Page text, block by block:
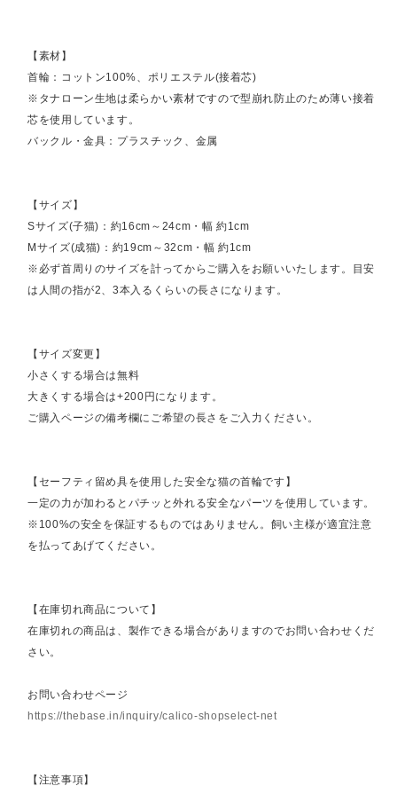
【素材】
首輪：コットン100%、ポリエステル(接着芯)
※タナローン生地は柔らかい素材ですので型崩れ防止のため薄い接着
芯を使用しています。
バックル・金具：プラスチック、金属
【サイズ】
Sサイズ(子猫)：約16cm～24cm・幅 約1cm
Mサイズ(成猫)：約19cm～32cm・幅 約1cm
※必ず首周りのサイズを計ってからご購入をお願いいたします。目安
は人間の指が2、3本入るくらいの長さになります。
【サイズ変更】
小さくする場合は無料
大きくする場合は+200円になります。
ご購入ページの備考欄にご希望の長さをご入力ください。
【セーフティ留め具を使用した安全な猫の首輪です】
一定の力が加わるとパチッと外れる安全なパーツを使用しています。
※100%の安全を保証するものではありません。飼い主様が適宜注意
を払ってあげてください。
【在庫切れ商品について】
在庫切れの商品は、製作できる場合がありますのでお問い合わせくだ
さい。
お問い合わせページ
https://thebase.in/inquiry/calico-shopselect-net
【注意事項】